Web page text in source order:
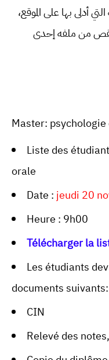
أدلى بها على الموقع،
من ملفه إحدى
Master:
Liste des
orale
Date : jeudi 20
Heure : 9h00
Télécharger la
Les étudiants
documents suivants:
CIN
Relevé des notes,